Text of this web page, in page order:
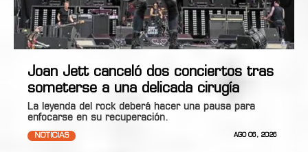
Joan Jett canceló dos conciertos tras
someterse a una delicada cirugía
La leyenda del rock deberá hacer una pausa para
enfocarse en su recuperación.
NOTICIAS AGO 06, 2026